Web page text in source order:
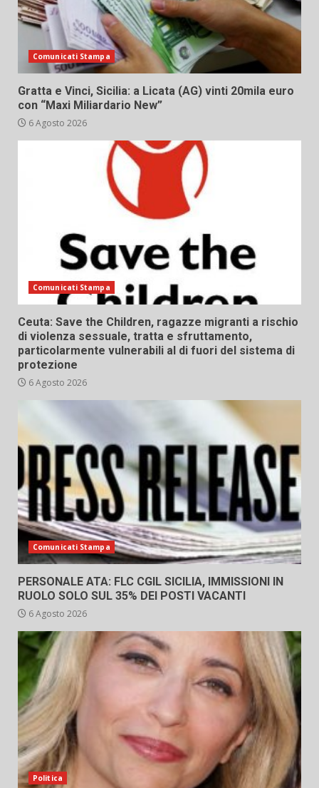
Comunicati Stampa
Gratta e Vinci, Sicilia: a Licata (AG) vinti 20mila euro
con “Maxi Miliardario New”
6 Agosto 2026
Comunicati Stampa
Ceuta: Save the Children, ragazze migranti a rischio
di violenza sessuale, tratta e sfruttamento,
particolarmente vulnerabili al di fuori del sistema di
protezione
6 Agosto 2026
Comunicati Stampa
PERSONALE ATA: FLC CGIL SICILIA, IMMISSIONI IN
RUOLO SOLO SUL 35% DEI POSTI VACANTI
6 Agosto 2026
Politica